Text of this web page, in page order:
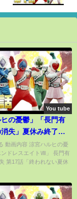
You tube
ヒの憂鬱」「長門有
失」夏休み終了シ
動画内容 涼宮ハルヒの憂
ンドレスエイトⅧ」 長門有
第17話「終われない夏休